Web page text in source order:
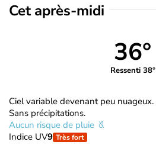
Cet après-midi
36°
Ressenti 38°
Ciel variable devenant peu nuageux.
Sans précipitations.
Aucun risque de pluie
Indice UV9 Très fort